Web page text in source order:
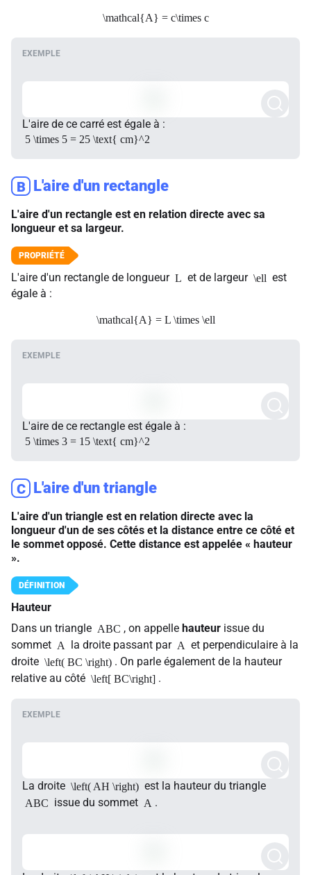
\mathcal{A} = c\times c
L'aire de ce carré est égale à :
5 \times 5 = 25 \text{ cm}^2
B L'aire d'un rectangle
L'aire d'un rectangle est en relation directe avec sa
longueur et sa largeur.
L'aire d'un rectangle de longueur L et de largeur \ell est
égale à :
\mathcal{A} = L \times \ell
L'aire de ce rectangle est égale à :
5 \times 3 = 15 \text{ cm}^2
C L'aire d'un triangle
L'aire d'un triangle est en relation directe avec la
longueur d'un de ses côtés et la distance entre ce côté et
le sommet opposé. Cette distance est appelée « hauteur
».
Hauteur
Dans un triangle ABC , on appelle hauteur issue du
sommet A la droite passant par A et perpendiculaire à la
droite \left( BC \right) . On parle également de la hauteur
relative au côté \left[ BC\right] .
La droite \left( AH \right) est la hauteur du triangle
ABC issue du sommet A .